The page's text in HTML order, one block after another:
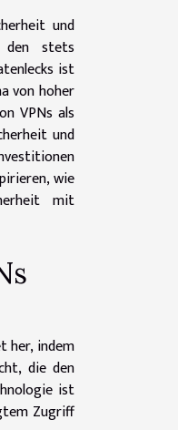
und
den stets
ist
von hoher
VPNs als
und
wie
mit
her, indem
die den
ist
Zugriff